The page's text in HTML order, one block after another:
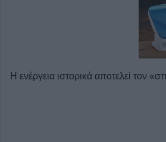
Η ενέργεια ιστορικά αποτελεί τον